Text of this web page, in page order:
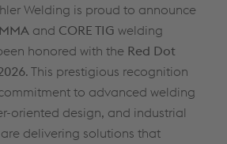
Welding is proud to announce
and CORE TIG welding
honored with the Red Dot
. This prestigious recognition
to advanced welding
oriented design, and industrial
delivering solutions that